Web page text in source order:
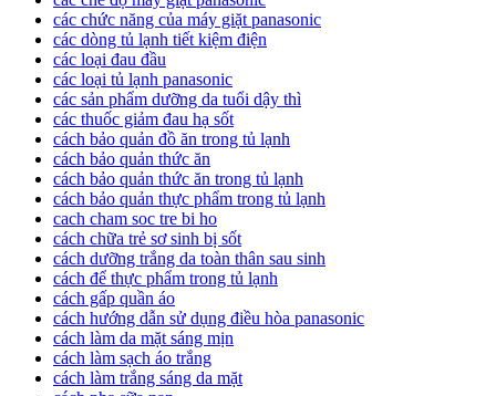
các chức năng của máy giặt panasonic
các dòng tủ lạnh tiết kiệm điện
các loại đau đầu
các loại tủ lạnh panasonic
các sản phẩm dưỡng da tuổi dậy thì
các thuốc giảm đau hạ sốt
cách bảo quản đồ ăn trong tủ lạnh
cách bảo quản thức ăn
cách bảo quản thức ăn trong tủ lạnh
cách bảo quản thực phẩm trong tủ lạnh
cach cham soc tre bi ho
cách chữa trẻ sơ sinh bị sốt
cách dưỡng trắng da toàn thân sau sinh
cách để thực phẩm trong tủ lạnh
cách gấp quần áo
cách hướng dẫn sử dụng điều hòa panasonic
cách làm da mặt sáng mịn
cách làm sạch áo trắng
cách làm trắng sáng da mặt